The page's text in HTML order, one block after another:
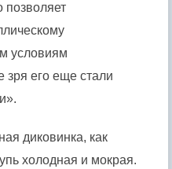
позволяет
условиям
зря его еще стали
диковинка, как
холодная и мокрая.